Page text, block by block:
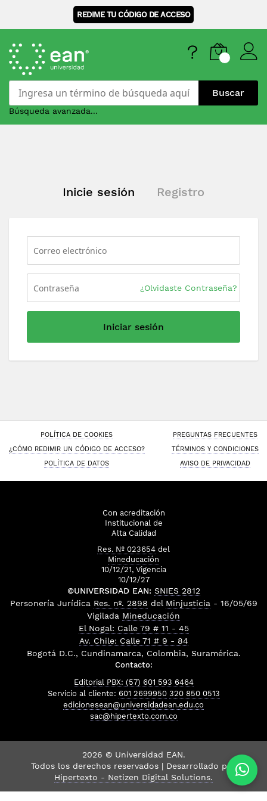
REDIME TU CÓDIGO DE ACCESO
Buscar
Búsqueda avanzada...
Inicie sesión Registro
¿Olvidaste Contraseña?
Iniciar sesión
POLÍTICA DE COOKIES
PREGUNTAS FRECUENTES
¿CÓMO REDIMIR UN CÓDIGO DE ACCESO?
TÉRMINOS Y CONDICIONES
POLÍTICA DE DATOS
AVISO DE PRIVACIDAD
Con acreditación
Institucional de
Alta Calidad
Res. Nº 023654 del
Mineducación
10/12/21, Vigencia
10/12/27
©UNIVERSIDAD EAN: SNIES 2812
Personería Jurídica Res. nº. 2898 del Minjusticia - 16/05/69
Vigilada Mineducación
El Nogal: Calle 79 # 11 - 45
Av. Chile: Calle 71 # 9 - 84
Bogotá D.C., Cundinamarca, Colombia, Suramérica.
Contacto:
Editorial PBX: (57) 601 593 6464
Servicio al cliente: 601 2699950 320 850 0513
edicionesean@universidadean.edu.co
sac@hipertexto.com.co
2026 © Universidad EAN.
Todos los derechos reservados | Desarrollado por
Hipertexto - Netizen Digital Solutions.